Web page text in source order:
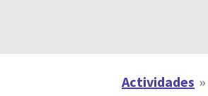
Actividades